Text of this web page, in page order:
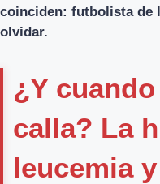
coinciden: futbolista de
olvidar.
¿Y
calla? La
leucemia